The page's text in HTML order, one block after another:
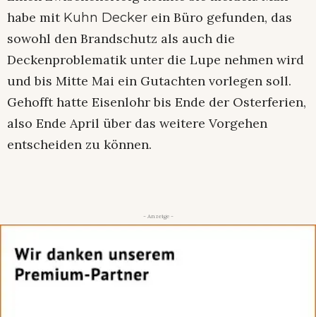
habe mitKuhn Decker ein Büro gefunden, das
sowohl den Brandschutz als auch die
Deckenproblematik unter die Lupe nehmen wird
und bis Mitte Mai ein Gutachten vorlegen soll.
Gehofft hatte Eisenlohr bis Ende der Osterferien,
also Ende April über das weitere Vorgehen
entscheiden zu können.
- Anzeige -